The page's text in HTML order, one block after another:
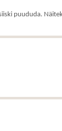
puududa.